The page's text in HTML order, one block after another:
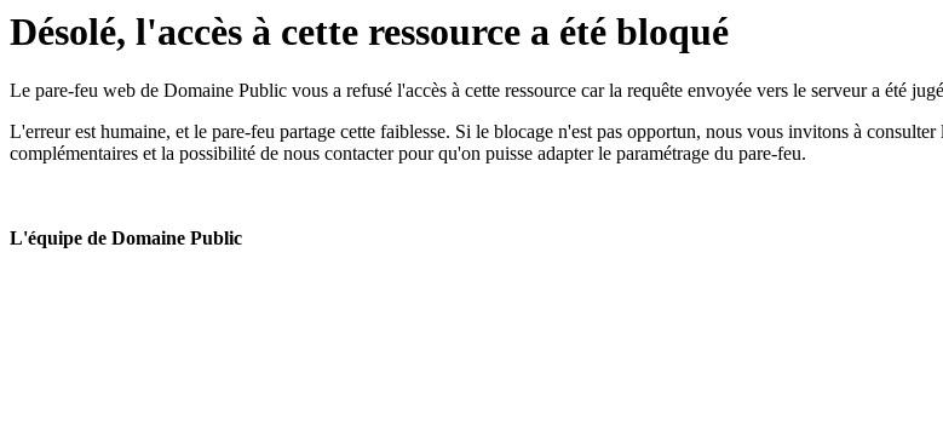
Désolé, l'accès à cette ressource a été bloqué
Le pare-feu web de Domaine Public vous a refusé l'accès à cette ressource car la requête envoyée vers le serveur a été
L'erreur est humaine, et le pare-feu partage cette faiblesse. Si le blocage n'est pas opportun, nous vous invitons à consulter
complémentaires et la possibilité de nous contacter pour qu'on puisse adapter le paramétrage du pare-feu.
L'équipe de Domaine Public